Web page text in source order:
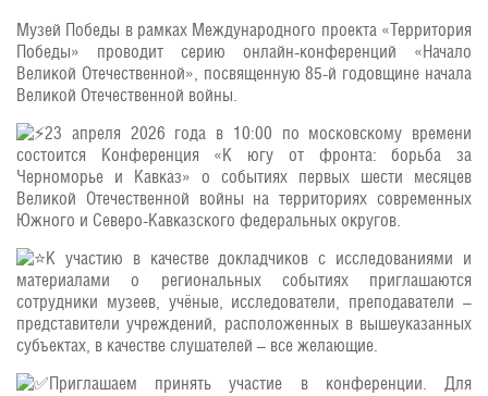
Музей Победы в рамках Международного проекта «Территория
Победы» проводит серию онлайн-конференций «Начало
Великой Отечественной», посвященную 85-й годовщине начала
Великой Отечественной войны.
23 апреля 2026 года в 10:00 по московскому времени
состоится Конференция «К югу от фронта: борьба за
Черноморье и Кавказ» о событиях первых шести месяцев
Великой Отечественной войны на территориях современных
Южного и Северо-Кавказского федеральных округов.
К участию в качестве докладчиков с исследованиями и
материалами о региональных событиях приглашаются
сотрудники музеев, учёные, исследователи, преподаватели –
представители учреждений, расположенных в вышеуказанных
субъектах, в качестве слушателей – все желающие.
Приглашаем принять участие в конференции. Для